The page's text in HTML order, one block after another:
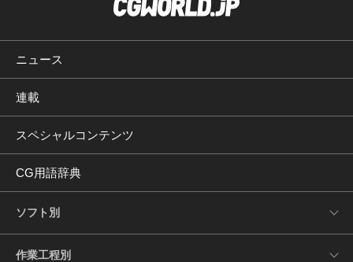
ニュース
連載
スペシャルコンテンツ
CG用語辞典
ソフト別
作業工程別